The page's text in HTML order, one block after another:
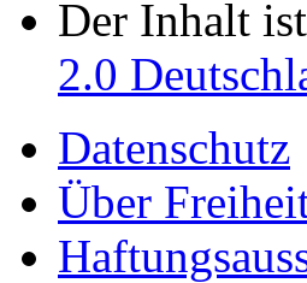
Der Inhalt
2.0
Datenschutz
Über